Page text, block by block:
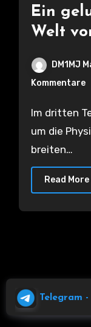
Ein
Welt
DM1MJ
Kommentare
Im dritten Teil der Meshcore-Serie geht es
um die
breiten…
Read More
Telegram